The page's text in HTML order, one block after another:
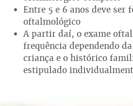
Entre 5 e 6 anos deve ser
oftalmológico
A partir daí, o exame
frequência dependendo
criança e o histórico
estipulado